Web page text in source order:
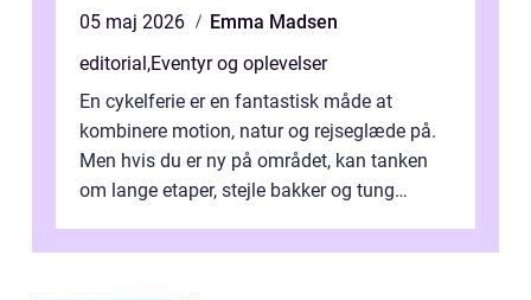
05 maj 2026
Emma Madsen
editorial,Eventyr og oplevelser
En cykelferie er en fantastisk måde at
kombinere motion, natur og rejseglæde på.
Men hvis du er ny på området, kan tanken
om lange etaper, stejle bakker og tung